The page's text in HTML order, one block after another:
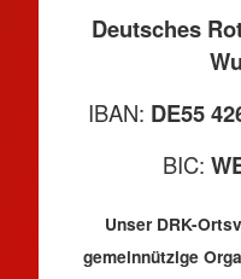
Deutsches
IBAN: DE55
BIC:
Unser DRK-
gemeinnützige